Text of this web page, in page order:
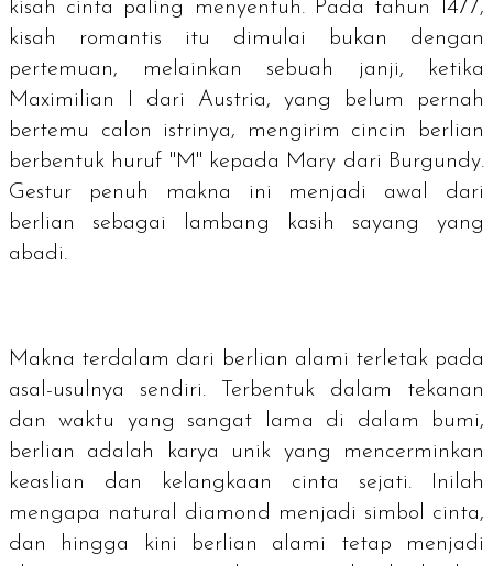
kisah cinta paling menyentuh. Pada tahun 1477,
kisah romantis itu dimulai bukan dengan
pertemuan, melainkan sebuah janji, ketika
Maximilian I dari Austria, yang belum pernah
bertemu calon istrinya, mengirim cincin berlian
berbentuk huruf "M" kepada Mary dari Burgundy.
Gestur penuh makna ini menjadi awal dari
berlian sebagai lambang kasih sayang yang
abadi.
Makna terdalam dari berlian alami terletak pada
asal-usulnya sendiri. Terbentuk dalam tekanan
dan waktu yang sangat lama di dalam bumi,
berlian adalah karya unik yang mencerminkan
keaslian dan kelangkaan cinta sejati. Inilah
mengapa natural diamond menjadi simbol cinta,
dan hingga kini berlian alami tetap menjadi